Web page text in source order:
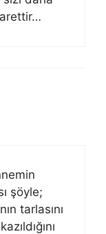
şöyle;
tarlasını